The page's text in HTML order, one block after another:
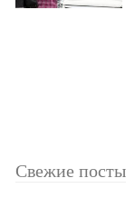
Свежие посты